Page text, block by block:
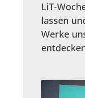
LiT-
lassen
Werke